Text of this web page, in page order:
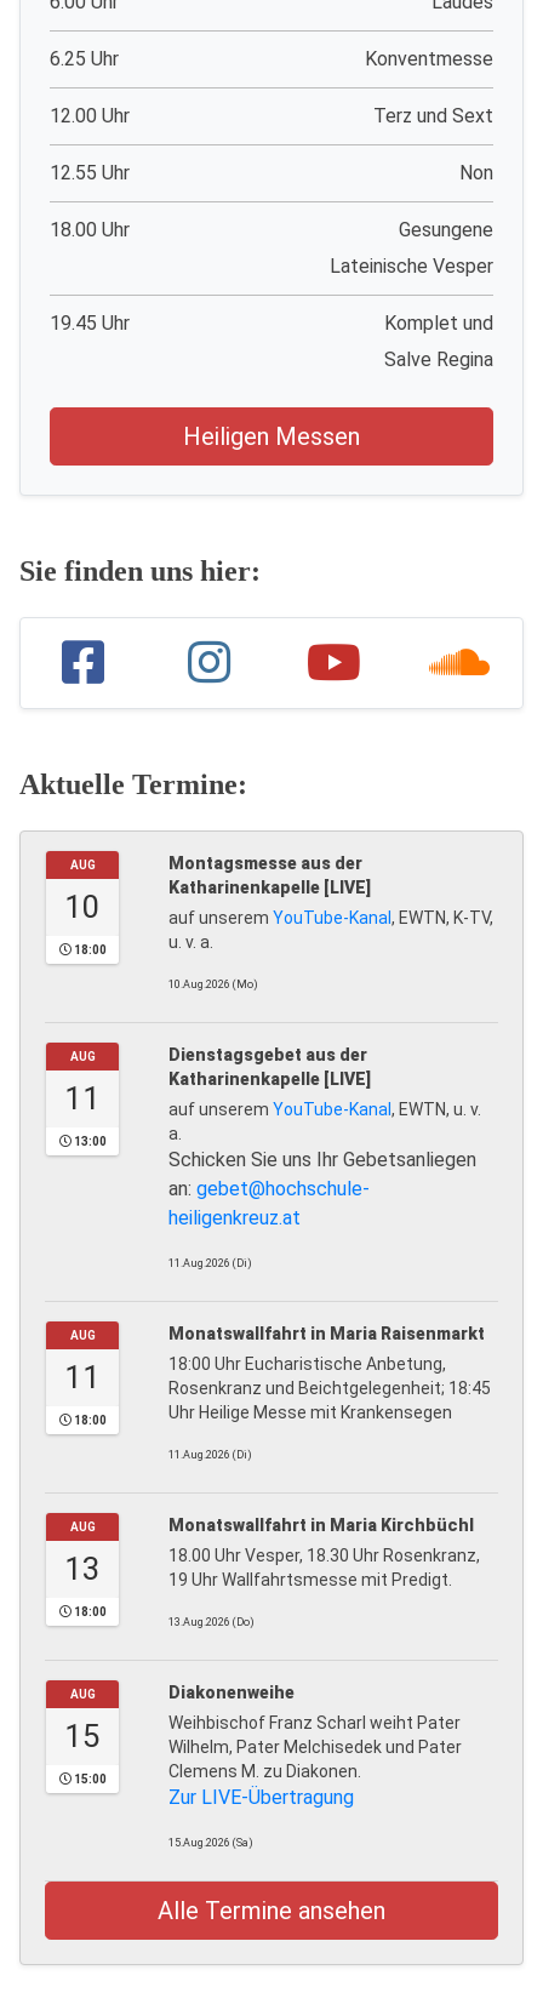
6.25 Uhr Konventmesse
12.00 Uhr Terz und Sext
12.55 Uhr Non
18.00 Uhr
Gesungene
Lateinische Vesper
19.45 Uhr
Komplet und
Salve Regina
Heiligen Messen
Sie finden uns hier:
Aktuelle Termine:
AUG
10
18:00
Montagsmesse aus der
Katharinenkapelle [LIVE]
auf unserem YouTube-Kanal, EWTN, K-TV,
u. v. a.
10.Aug.2026 (Mo)
AUG
11
13:00
Dienstagsgebet aus der
Katharinenkapelle [LIVE]
auf unserem YouTube-Kanal, EWTN, u. v.
a.
Schicken Sie uns Ihr Gebetsanliegen
an: gebet@hochschule-
heiligenkreuz.at
11.Aug.2026 (Di)
AUG
11
18:00
Monatswallfahrt in Maria Raisenmarkt
18:00 Uhr Eucharistische Anbetung,
Rosenkranz und Beichtgelegenheit; 18:45
Uhr Heilige Messe mit Krankensegen
11.Aug.2026 (Di)
AUG
13
18:00
Monatswallfahrt in Maria Kirchbüchl
18.00 Uhr Vesper, 18.30 Uhr Rosenkranz,
19 Uhr Wallfahrtsmesse mit Predigt.
13.Aug.2026 (Do)
AUG
15
15:00
Diakonenweihe
Weihbischof Franz Scharl weiht Pater
Wilhelm, Pater Melchisedek und Pater
Clemens M. zu Diakonen.
Zur LIVE-Übertragung
15.Aug.2026 (Sa)
Alle Termine ansehen